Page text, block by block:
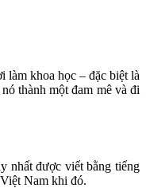
làm khoa học – đặc biệt là
thành một đam mê và đi
nhất được viết bằng tiếng
Nam khi đó.